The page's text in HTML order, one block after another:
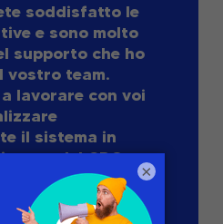
soddisfatto le
e sono molto
supporto che ho
vostro team.
lavorare con voi
il sistema in
del CRO.
×